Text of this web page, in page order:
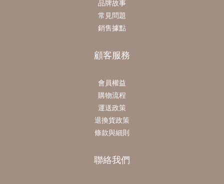
品牌故事
常見問題
銷售據點
顧客服務
會員權益
購物流程
運送政策
退換貨政策
條款與細則
聯絡我們